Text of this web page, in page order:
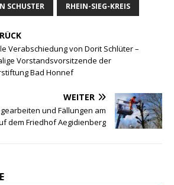
SCHUSTER RHEIN-SIEG-KREIS
Verabschiedung von Dorit Schlüter –
Vorstandsvorsitzende der
Bad Honnef
WEITER
und Fällungen am
dem Friedhof Aegidienberg